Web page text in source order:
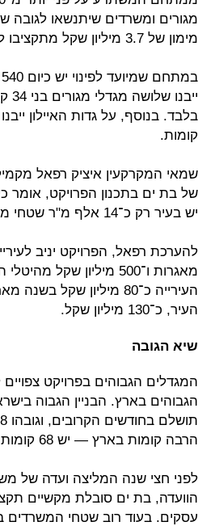
מימון של 3.7 מיליון שקל מתקציבו להכנת התוכנית.
קומות.
שמאי המקרקעין איציק רפאל
יש בעיר רק כ־14 אלף מ"ר שטחי משרדים.
מאגרות ו־500 מיליון
העירייה כ־80 מיליון
העיר, כ־130 מיליון שקל.
שיא הגובה
הגבוהים בארץ. הבניין הגבוה
הרבה קומות בארץ — יש 68 קומות וגובהו 235 מטר.
לפני חצי שנה המליצה ועדה של
הוועדה, בת ים סובלת מקשיים
עסקים. בעוד רוב שטחי המשרדים